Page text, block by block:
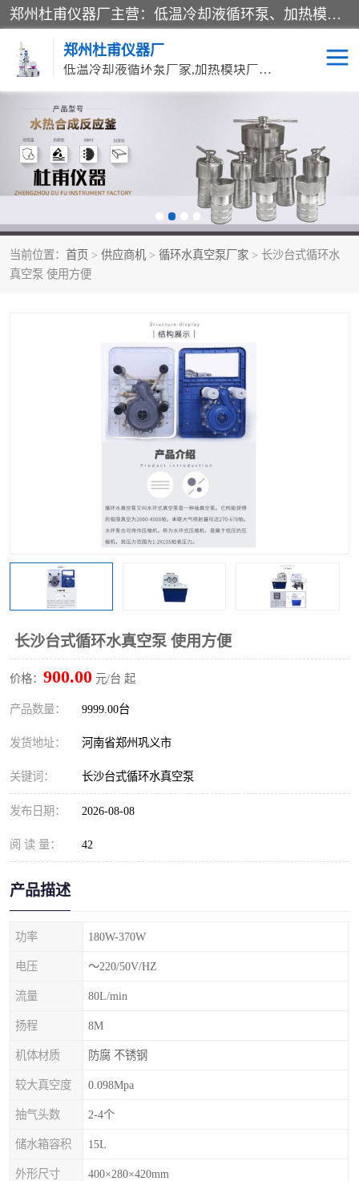
郑州杜甫仪器厂主营：低温冷却液循环泵、加热模块、水热合成反应釜、水油浴锅、旋转蒸发器、循环水真空泵等产品。郑州杜甫仪器厂在众多的教学仪器行业中依靠科技力量扬长避短、迅速发展，成为国家教委*生产教学仪器的厂家，产品具有国内良好水平，主导产品通过ISO9002质量认证。
郑州杜甫仪器厂
低温冷却液循环泵厂家,加热模块厂家,水热合成反应釜厂家,水油浴锅厂家,旋转蒸发器厂家
当前位置： 首页 > 供应商机 > 循环水真空泵厂家 > 长沙台式循环水
真空泵 使用方便
长沙台式循环水真空泵 使用方便
价格： 900.00 元/台 起
产品数量： 9999.00台
发货地址： 河南省郑州巩义市
关键词： 长沙台式循环水真空泵
发布日期： 2026-08-08
阅 读 量： 42
产品描述
功率 180W-370W
电压 ～220/50V/HZ
流量 80L/min
扬程 8M
机体材质 防腐 不锈钢
较大真空度 0.098Mpa
抽气头数 2-4个
储水箱容积 15L
外形尺寸 400×280×420mm
循环水真空泵厂家 水热合成反应釜厂家
低温冷却液循环泵厂家 加热模块厂家
气流烘干器
旋转蒸发器厂家 双层玻璃反应釜10L
多功能油浴锅
单层玻璃反应釜 低温恒温反应浴槽